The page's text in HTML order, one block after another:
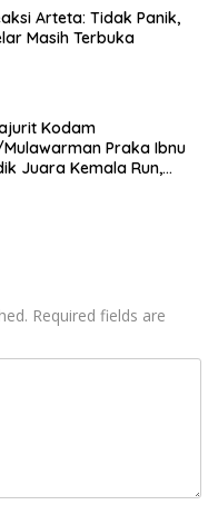
Arteta: Tidak Panik,
Masih Terbuka
Kodam
Praka Ibnu
Juara Kemala Run,
Required fields are